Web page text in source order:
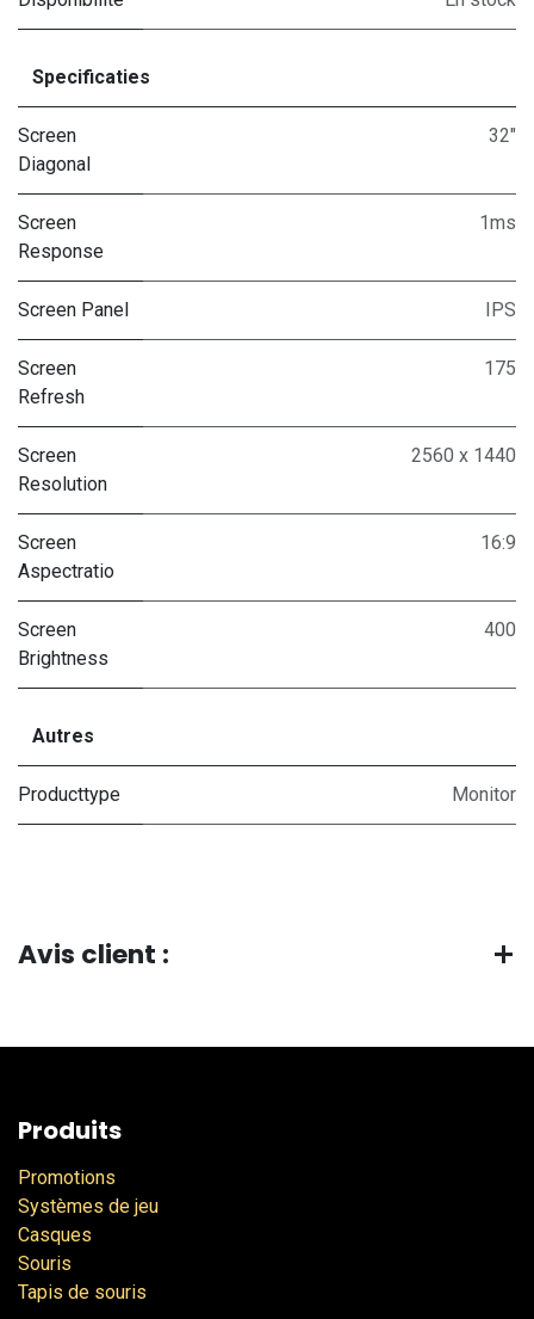
Specificaties
Screen
Diagonal
32"
Screen
Response
1ms
Screen Panel IPS
Screen
Refresh
175
Screen
Resolution
2560 x 1440
Screen
Aspectratio
16:9
Screen
Brightness
400
Autres
Producttype Monitor
Avis client :
Produits
Promotions
Systèmes de jeu
Casques
Souris
Tapis de souris